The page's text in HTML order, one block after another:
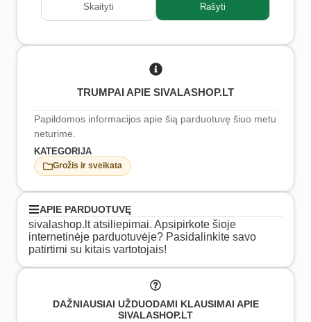
Skaityti Rašyti
TRUMPAI APIE SIVALASHOP.LT
Papildomos informacijos apie šią parduotuvę šiuo metu
neturime.
KATEGORIJA
Grožis ir sveikata
APIE PARDUOTUVĘ
sivalashop.lt atsiliepimai. Apsipirkote šioje
internetinėje parduotuvėje? Pasidalinkite savo
patirtimi su kitais vartotojais!
DAŽNIAUSIAI UŽDUODAMI KLAUSIMAI APIE
SIVALASHOP.LT